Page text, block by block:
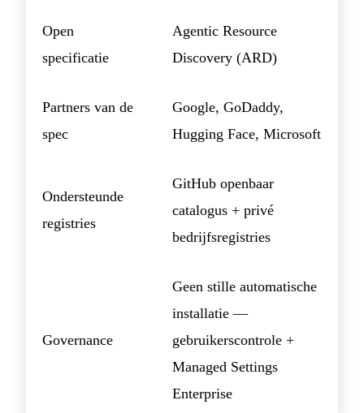
Open
specificatie
Agentic Resource
Discovery (ARD)
Partners van de
spec
Google, GoDaddy,
Hugging Face, Microsoft
Ondersteunde
registries
GitHub openbaar
catalogus + privé
bedrijfsregistries
Governance
Geen stille automatische
installatie —
gebruikerscontrole +
Managed Settings
Enterprise